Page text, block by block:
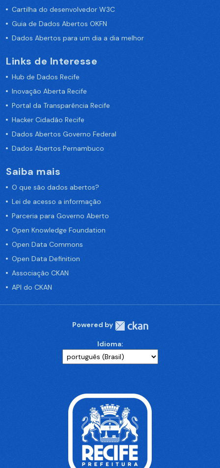
Cartilha do desenvolvedor W3C
Guia de Dados Abertos OKFN
Dados Abertos para um dia a dia melhor
Links de Interesse
Hub de Dados Recife
Inovação Aberta Recife
Portal da Transparência Recife
Hacker Cidadão Recife
Dados Abertos Governo Federal
Dados Abertos Pernambuco
Saiba mais
O que são dados abertos?
Lei de acesso a informação
Parceria para Governo Aberto
Open Knowledge Foundation
Open Data Commons
Open Data Definition
Associação CKAN
API do CKAN
Powered by
Idioma